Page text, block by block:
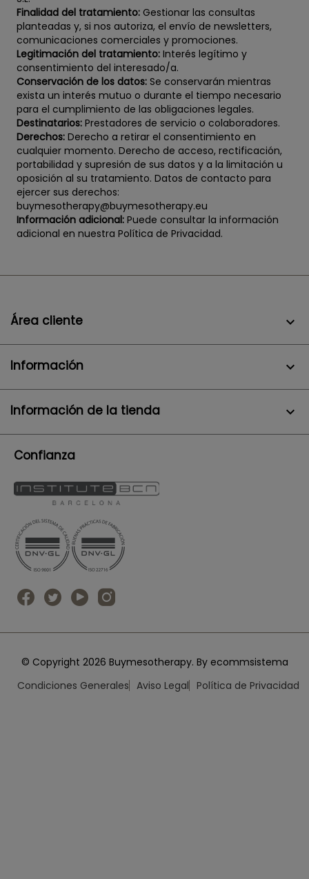
Finalidad del tratamiento: Gestionar las consultas
planteadas y, si nos autoriza, el envío de newsletters,
comunicaciones comerciales y promociones.
Legitimación del tratamiento: Interés legítimo y
consentimiento del interesado/a.
Conservación de los datos: Se conservarán mientras
exista un interés mutuo o durante el tiempo necesario
para el cumplimiento de las obligaciones legales.
Destinatarios: Prestadores de servicio o colaboradores.
Derechos: Derecho a retirar el consentimiento en
cualquier momento. Derecho de acceso, rectificación,
portabilidad y supresión de sus datos y a la limitación u
oposición al su tratamiento. Datos de contacto para
ejercer sus derechos:
buymesotherapy@buymesotherapy.eu
Información adicional: Puede consultar la información
adicional en nuestra Política de Privacidad.
Área cliente 
Información 
Información de la tienda keyboard_arrow_down
Confianza
© Copyright 2026 Buymesotherapy. By ecommsistema
Condiciones Generales Aviso Legal Política de Privacidad